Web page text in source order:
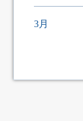
3月